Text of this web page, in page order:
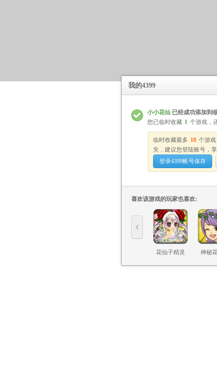
我的4399
小小花仙 已经成功添加到
您已临时收藏 1 个游戏，
临时收藏最多 18 个游
失，建议您登陆账号，
登录4399帐号保存
喜欢该游戏的玩家也喜欢:
花仙子精灵 神秘